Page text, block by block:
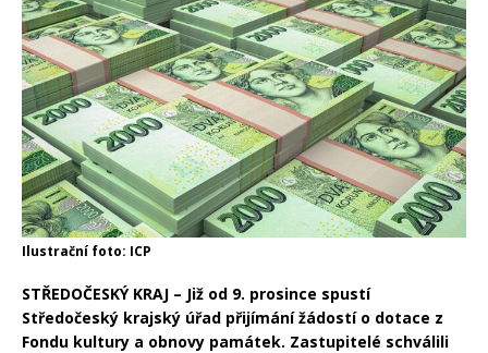
Ilustrační foto: ICP
STŘEDOČESKÝ KRAJ – Již od 9. prosince spustí
Středočeský krajský úřad přijímání žádostí o dotace z
Fondu kultury a obnovy památek. Zastupitelé schválili